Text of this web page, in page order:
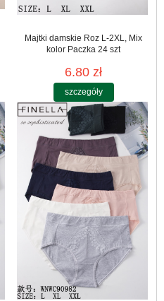
Majtki damskie Roz L-2XL, Mix
kolor Paczka 24 szt
6.80 zł
szczegóły